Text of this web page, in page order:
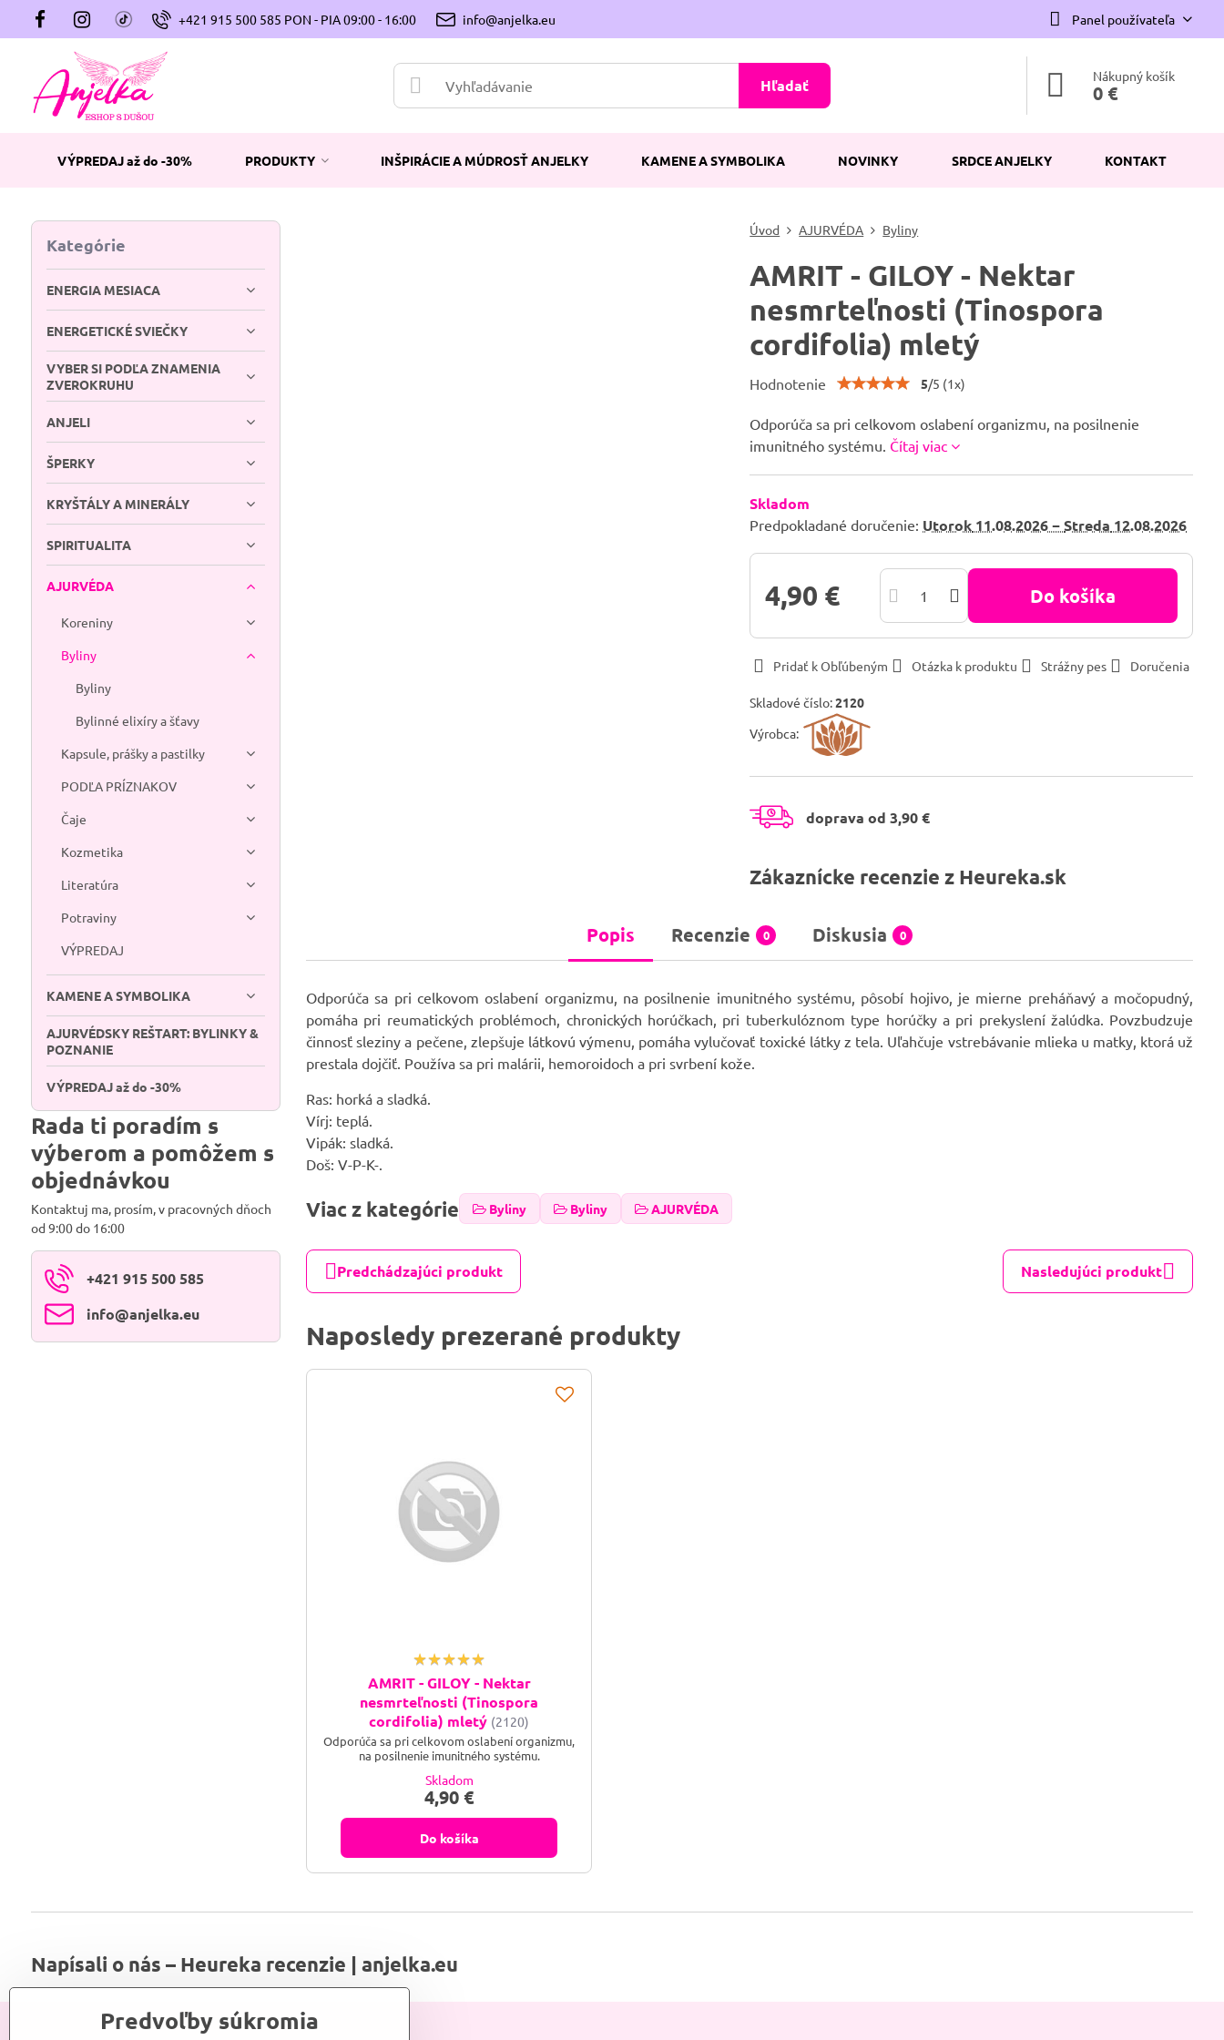
+421 915 500 585 PON - PIA 09:00 - 16:00 info@anjelka.eu Panel používateľa
Hľadať Nákupný košík
0 €
VÝPREDAJ až do -30% PRODUKTY INŠPIRÁCIE A MÚDROSŤ ANJELKY KAMENE A SYMBOLIKA NOVINKY SRDCE ANJELKY KONTAKT
Úvod AJURVÉDA Byliny
AMRIT - GILOY - Nektar
nesmrteľnosti (Tinospora
cordifolia) mletý
Hodnotenie 5/5 (1x)
Odporúča sa pri celkovom oslabení organizmu, na posilnenie
imunitného systému. Čítaj viac
Skladom
Predpokladané doručenie: Utorok 11.08.2026 −Streda 12.08.2026
4,90 € Do košíka
Pridať k Obľúbeným Otázka k produktu Strážny pes Doručenia
Skladové číslo:2120
Výrobca:
doprava od 3,90 €
Zákaznícke recenzie z Heureka.sk
Popis Recenzie 0 Diskusia 0
Odporúča sa pri celkovom oslabení organizmu, na posilnenie imunitného systému, pôsobí hojivo, je mierne preháňavý a močopudný,
pomáha pri reumatických problémoch, chronických horúčkach, pri tuberkulóznom type horúčky a pri prekyslení žalúdka. Povzbudzuje
činnosť sleziny a pečene, zlepšuje látkovú výmenu, pomáha vylučovať toxické látky z tela. Uľahčuje vstrebávanie mlieka u matky, ktorá už
prestala dojčiť. Používa sa pri malárii, hemoroidoch a pri svrbení kože.
Ras: horká a sladká.
Vírj: teplá.
Vipák: sladká.
Doš: V-P-K-.
Viac z kategórie Byliny Byliny AJURVÉDA
Predchádzajúci produkt Nasledujúci produkt
Naposledy prezerané produkty
AMRIT - GILOY - Nektar
nesmrteľnosti (Tinospora
cordifolia) mletý (2120)
Odporúča sa pri celkovom oslabení organizmu,
na posilnenie imunitného systému.
Skladom
4,90 €
Do košíka
Kategórie
ENERGIA MESIACA
ENERGETICKÉ SVIEČKY
VYBER SI PODĽA ZNAMENIA
ZVEROKRUHU
ANJELI
ŠPERKY
KRYŠTÁLY A MINERÁLY
SPIRITUALITA
AJURVÉDA
Koreniny
Byliny
Byliny
Bylinné elixíry a šťavy
Kapsule, prášky a pastilky
PODĽA PRÍZNAKOV
Čaje
Kozmetika
Literatúra
Potraviny
VÝPREDAJ
KAMENE A SYMBOLIKA
AJURVÉDSKY REŠTART: BYLINKY &
POZNANIE
VÝPREDAJ až do -30%
Rada ti poradím s
výberom a pomôžem s
objednávkou
Kontaktuj ma, prosím, v pracovných dňoch
od 9:00 do 16:00
+421 915 500 585
info​@anjelka​.eu
Napísali o nás – Heureka recenzie | anjelka.eu
Predvoľby súkromia